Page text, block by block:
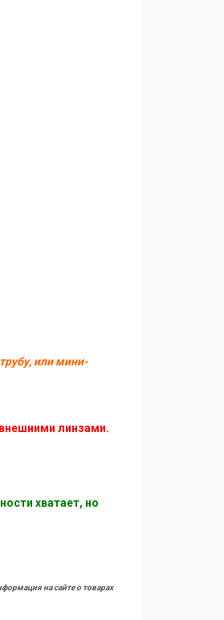
или мини-
линзами.
хватает, но
на сайте о товарах